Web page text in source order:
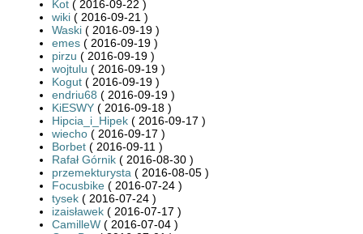
Kot ( 2016-09-22 )
wiki ( 2016-09-21 )
Waski ( 2016-09-19 )
emes ( 2016-09-19 )
pirzu ( 2016-09-19 )
wojtulu ( 2016-09-19 )
Kogut ( 2016-09-19 )
endriu68 ( 2016-09-19 )
KiESWY ( 2016-09-18 )
Hipcia_i_Hipek ( 2016-09-17 )
wiecho ( 2016-09-17 )
Borbet ( 2016-09-11 )
Rafał Górnik ( 2016-08-30 )
przemekturysta ( 2016-08-05 )
Focusbike ( 2016-07-24 )
tysek ( 2016-07-24 )
izaisławek ( 2016-07-17 )
CamilleW ( 2016-07-04 )